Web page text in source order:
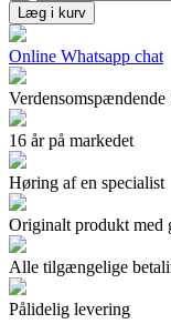
Læg i kurv
Online Whatsapp chat
Verdensomspændende
16 år på markedet
Høring af en specialist
Originalt produkt med
Alle tilgængelige
Pålidelig levering